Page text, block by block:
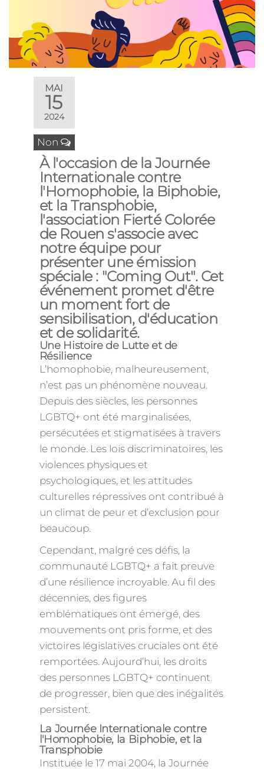
MAI
15
2024
Non
À l'occasion de la Journée
Internationale contre
l'Homophobie, la Biphobie,
et la Transphobie,
l'association Fierté Colorée
de Rouen s'associe avec
notre équipe pour
présenter une émission
spéciale : "Coming Out". Cet
événement promet d'être
un moment fort de
sensibilisation, d'éducation
et de solidarité.
Une Histoire de Lutte et de
Résilience
L’homophobie, malheureusement,
n’est pas un phénomène nouveau.
Depuis des siècles, les personnes
LGBTQ+ ont été marginalisées,
persécutées et stigmatisées à travers
le monde. Les lois discriminatoires, les
violences physiques et
psychologiques, et les attitudes
culturelles répressives ont contribué à
un climat de peur et d’exclusion pour
beaucoup.
Cependant, malgré ces défis, la
communauté LGBTQ+ a fait preuve
d’une résilience incroyable. Au fil des
décennies, des figures
emblématiques ont émergé, des
mouvements ont pris forme, et des
victoires législatives cruciales ont été
remportées. Aujourd’hui, les droits
des personnes LGBTQ+ continuent
de progresser, bien que des inégalités
persistent.
La Journée Internationale contre
l'Homophobie, la Biphobie, et la
Transphobie
Instituée le 17 mai 2004, la Journée